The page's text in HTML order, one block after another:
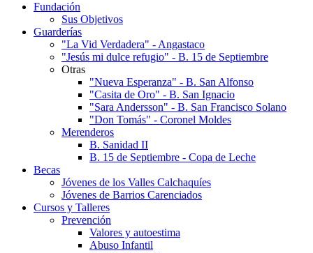
Fundación
Sus Objetivos
Guarderías
"La Vid Verdadera" - Angastaco
"Jesús mi dulce refugio" - B. 15 de Septiembre
Otras
"Nueva Esperanza" - B. San Alfonso
"Casita de Oro" - B. San Ignacio
"Sara Andersson" - B. San Francisco Solano
"Don Tomás" - Coronel Moldes
Merenderos
B. Sanidad II
B. 15 de Septiembre - Copa de Leche
Becas
Jóvenes de los Valles Calchaquíes
Jóvenes de Barrios Carenciados
Cursos y Talleres
Prevención
Valores y autoestima
Abuso Infantil